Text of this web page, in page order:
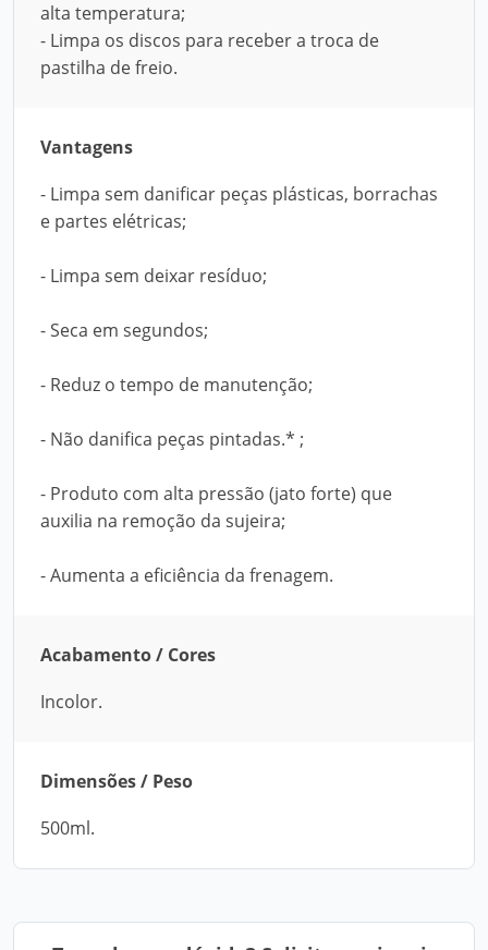
alta temperatura;
- Limpa os discos para receber a troca de
pastilha de freio.
Vantagens
- Limpa sem danificar peças plásticas, borrachas
e partes elétricas;
- Limpa sem deixar resíduo;
- Seca em segundos;
- Reduz o tempo de manutenção;
- Não danifica peças pintadas.* ;
- Produto com alta pressão (jato forte) que
auxilia na remoção da sujeira;
- Aumenta a eficiência da frenagem.
Acabamento / Cores
Incolor.
Dimensões / Peso
500ml.